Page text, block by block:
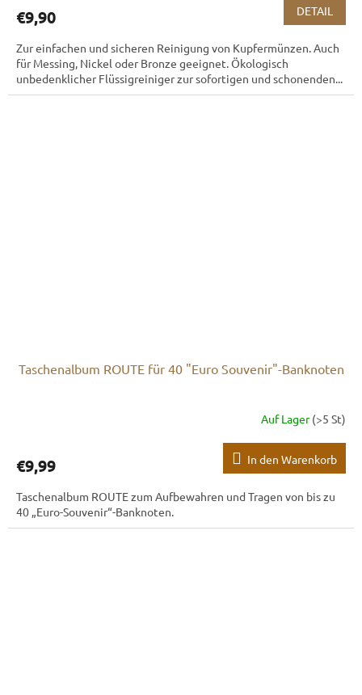
€9,90 DETAIL
Zur einfachen und sicheren Reinigung von Kupfermünzen. Auch
für Messing, Nickel oder Bronze geeignet. Ökologisch
unbedenklicher Flüssigreiniger zur sofortigen und schonenden...
Taschenalbum ROUTE für 40 "Euro Souvenir"-Banknoten
Auf Lager(>5 St)
€9,99 In den Warenkorb
Taschenalbum ROUTE zum Aufbewahren und Tragen von bis zu
40 „Euro-Souvenir“-Banknoten.